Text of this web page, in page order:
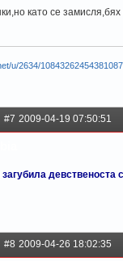
като се
u/2634/
#7 2009-04-19 07:50:51
девственоста
#8 2009-04-26 18:02:35